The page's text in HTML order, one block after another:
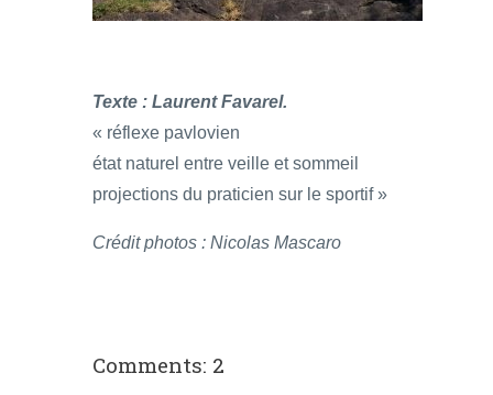
Texte : Laurent Favarel.
« réflexe pavlovien
état naturel entre veille et sommeil
projections du praticien sur le sportif »
Crédit photos : Nicolas Mascaro
Comments: 2